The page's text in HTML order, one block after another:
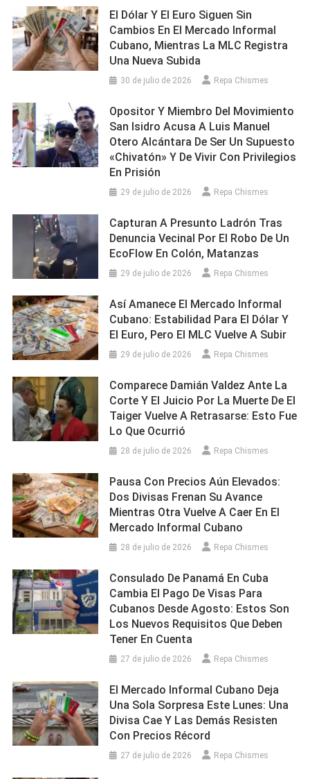
El Dólar Y El Euro Siguen Sin
Cambios En El Mercado Informal
Cubano, Mientras La MLC Registra
Una Nueva Subida
30 de julio de 2026 Repa Chismes
Opositor Y Miembro Del Movimiento
San Isidro Acusa A Luis Manuel
Otero Alcántara De Ser Un Supuesto
«chivatón» Y De Vivir Con Privilegios
En Prisión
29 de julio de 2026 Repa Chismes
Capturan A Presunto Ladrón Tras
Denuncia Vecinal Por El Robo De Un
EcoFlow En Colón, Matanzas
29 de julio de 2026 Repa Chismes
Así Amanece El Mercado Informal
Cubano: Estabilidad Para El Dólar Y
El Euro, Pero El MLC Vuelve A Subir
29 de julio de 2026 Repa Chismes
Comparece Damián Valdez Ante La
Corte Y El Juicio Por La Muerte De El
Taiger Vuelve A Retrasarse: Esto Fue
Lo Que Ocurrió
28 de julio de 2026 Repa Chismes
Pausa Con Precios Aún Elevados:
Dos Divisas Frenan Su Avance
Mientras Otra Vuelve A Caer En El
Mercado Informal Cubano
28 de julio de 2026 Repa Chismes
Consulado De Panamá En Cuba
Cambia El Pago De Visas Para
Cubanos Desde Agosto: Estos Son
Los Nuevos Requisitos Que Deben
Tener En Cuenta
27 de julio de 2026 Repa Chismes
El Mercado Informal Cubano Deja
Una Sola Sorpresa Este Lunes: Una
Divisa Cae Y Las Demás Resisten
Con Precios Récord
27 de julio de 2026 Repa Chismes